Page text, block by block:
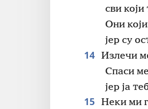
сви
Они
јер су
14 Излечи
Спаси
јер ја
15
Неки ми